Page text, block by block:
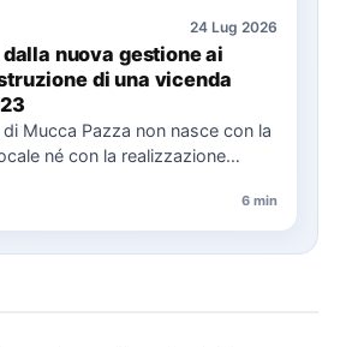
24 Lug 2026
nuova gestione ai
di una vicenda
Mucca Pazza non nasce con la
né con la realizzazione
6 min